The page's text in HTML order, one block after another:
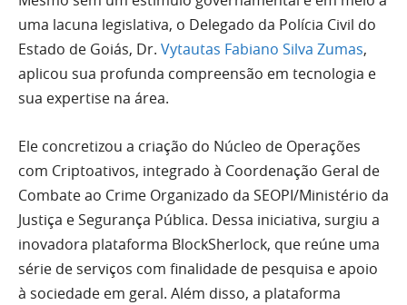
uma lacuna legislativa, o Delegado da Polícia Civil do
Estado de Goiás, Dr. Vytautas Fabiano Silva Zumas,
aplicou sua profunda compreensão em tecnologia e
sua expertise na área.
Ele concretizou a criação do Núcleo de Operações
com Criptoativos, integrado à Coordenação Geral de
Combate ao Crime Organizado da SEOPI/Ministério da
Justiça e Segurança Pública. Dessa iniciativa, surgiu a
inovadora plataforma BlockSherlock, que reúne uma
série de serviços com finalidade de pesquisa e apoio
à sociedade em geral. Além disso, a plataforma